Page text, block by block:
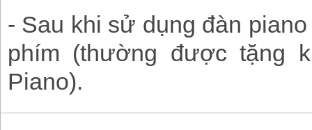
- Sau khi sử dụng đàn
phím (thường được tặng
Piano).